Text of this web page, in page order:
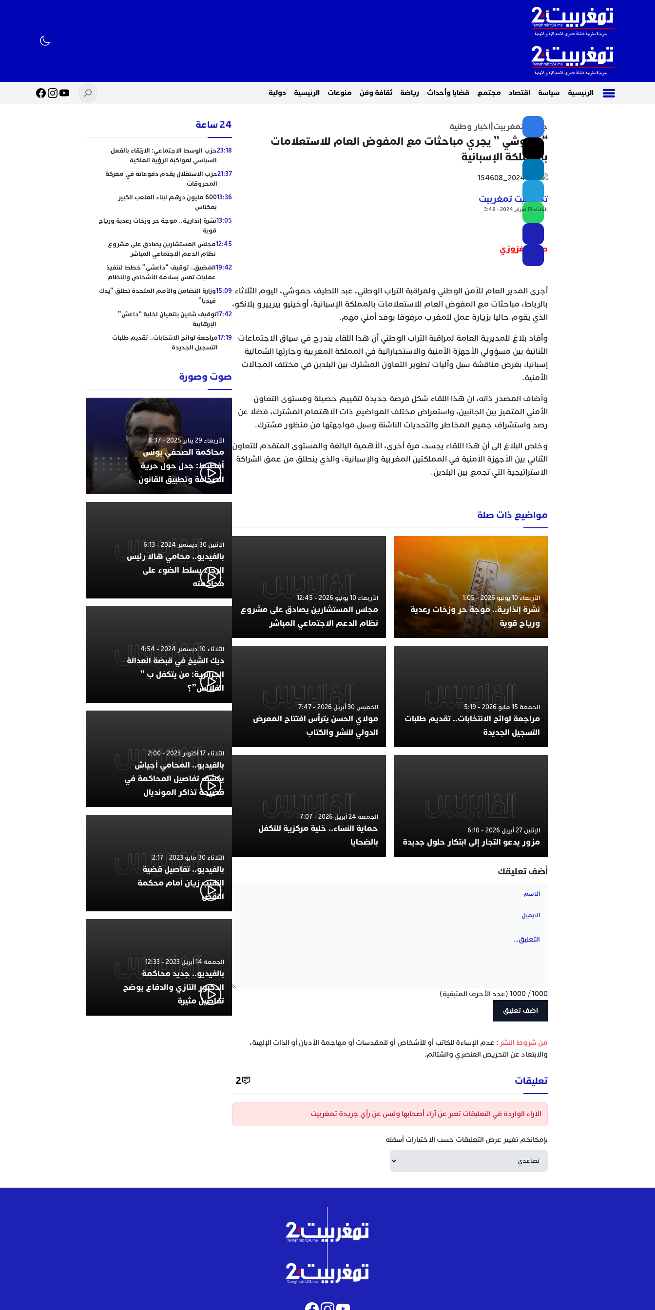
الرئيسية سياسة اقتصاد مجتمع قضايا وأحداث رياضة ثقافة وفن منوعات الرئيسية دولية
جريدة تمغربيت اخبار وطنية
“حموشي ” يجري مباحثات مع المفوض العام للاستعلامات
بالمملكة الإسبانية
تمغربيت تمغربيت
الثلاثاء 13 فبراير 2024 - 3:48
صفاء لغزوزي
أجرى المدير العام للأمن الوطني ولمراقبة التراب الوطني، عبد اللطيف حموشي، اليوم الثلاثاء
بالرباط، مباحثات مع المفوض العام للاستعلامات بالمملكة الإسبانية، أوخينيو بيرييرو بلانكو،
الذي يقوم حاليا بزيارة عمل للمغرب مرفوقا بوفد أمني مهم.
وأفاد بلاغ للمديرية العامة لمراقبة التراب الوطني أن هذا اللقاء يندرج في سياق الاجتماعات
الثنائية بين مسؤولي الأجهزة الأمنية والاستخباراتية في المملكة المغربية وجارتها الشمالية
إسبانيا، بغرض مناقشة سبل وآليات تطوير التعاون المشترك بين البلدين في مختلف المجالات
الأمنية.
وأضاف المصدر ذاته، أن هذا اللقاء شكل فرصة جديدة لتقييم حصيلة ومستوى التعاون
الأمني المتميز بين الجانبين، واستعراض مختلف المواضيع ذات الاهتمام المشترك، فضلا عن
رصد واستشراف جميع المخاطر والتحديات الناشئة وسبل مواجهتها من منظور مشترك.
وخلص البلاغ إلى أن هذا اللقاء يجسد، مرة أخرى، الأهمية البالغة والمستوى المتقدم للتعاون
الثنائي بين الأجهزة الأمنية في المملكتين المغربية والإسبانية، والذي ينطلق من عمق الشراكة
الاستراتيجية التي تجمع بين البلدين.
مواضيع ذات صلة
الأربعاء 10 يونيو 2026 - 1:05
نشرة إنذارية.. موجة حر وزخات رعدية
ورياح قوية
الأربعاء 10 يونيو 2026 - 12:45
مجلس المستشارين يصادق على مشروع
نظام الدعم الاجتماعي المباشر
الجمعة 15 مايو 2026 - 5:19
مراجعة لوائح الانتخابات.. تقديم طلبات
التسجيل الجديدة
الخميس 30 أبريل 2026 - 7:47
مولاي الحسن يترأس افتتاح المعرض
الدولي للنشر والكتاب
الإثنين 27 أبريل 2026 - 6:10
مزور يدعو التجار إلى ابتكار حلول جديدة
الجمعة 24 أبريل 2026 - 7:07
حماية النساء.. خلية مركزية للتكفل
بالضحايا
أضف تعليقك
1000
/
1000 (عدد الأحرف المتبقية)
‫من شروط النشر : عدم الإساءة للكاتب أو للأشخاص أو للمقدسات أو مهاجمة الأديان أو الذات الإلهية،
والابتعاد عن التحريض العنصري والشتائم.
تعليقات 2
الآراء الواردة في التعليقات تعبر عن آراء أصحابها وليس عن رأي جريدة تمغربيت
بإمكانكم تغيير عرض التعليقات حسب الاختيارات أسفله
24 ساعة
23:18حزب الوسط الاجتماعي: الارتقاء بالفعل
السياسي لمواكبة الرؤية الملكية
21:37حزب الاستقلال يقدم دفوعاته في معركة
المحروقات
13:36
600 مليون درهم لبناء الملعب الكبير
بمكناس
13:05نشرة إنذارية.. موجة حر وزخات رعدية ورياح
قوية
12:45مجلس المستشارين يصادق على مشروع
نظام الدعم الاجتماعي المباشر
19:42المضيق.. توقيف “داعشي” خطط لتنفيذ
عمليات تمس بسلامة الأشخاص والنظام
15:09وزارة التضامن والأمم المتحدة تطلق “يدك
فيديا”
17:42توقيف شابين ينتميان لخلية “داعش”
الإرهابية
17:19مراجعة لوائح الانتخابات.. تقديم طلبات
التسجيل الجديدة
صوت وصورة
الأربعاء 29 يناير 2025 - 8:37
محاكمة الصحفي يونس
أفطيط: جدل حول حرية
الصحافة وتطبيق القانون
الإثنين 30 ديسمبر 2024 - 6:13
بالفيديو.. محامي هالا رئيس
الرجاء يسلط الضوء على
محاكمته
الثلاثاء 10 ديسمبر 2024 - 4:54
ديك الشيخ في قبضة العدالة
الجزائرية: من يتكفل ب ”
الفلالس”؟
الثلاثاء 17 أكتوبر 2023 - 2:00
بالفيديو.. المحامي أجياش
يكشف تفاصيل المحاكمة في
فضيحة تذاكر المونديال
الثلاثاء 30 مايو 2023 - 2:17
بالفيديو.. تفاصيل قضية
النقيب زيان أمام محكمة
النقض
الجمعة 14 أبريل 2023 - 12:33
بالفيديو.. جديد محاكمة
الدكتور التازي والدفاع يوضح
تفاصيل مثيرة